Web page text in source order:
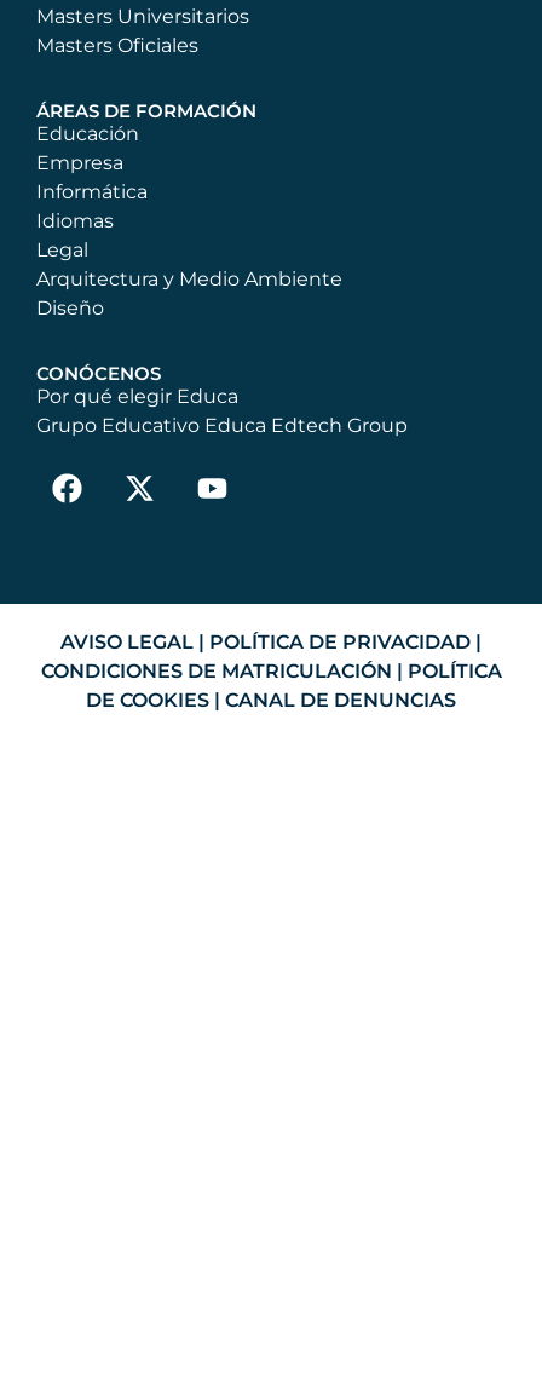
Masters Universitarios
Masters Oficiales
ÁREAS DE FORMACIÓN
Educación
Empresa
Informática
Idiomas
Legal
Arquitectura y Medio Ambiente
Diseño
CONÓCENOS
Por qué elegir Educa
Grupo Educativo Educa Edtech Group
AVISO LEGAL | POLÍTICA DE PRIVACIDAD |
CONDICIONES DE MATRICULACIÓN | POLÍTICA
DE COOKIES | CANAL DE DENUNCIAS